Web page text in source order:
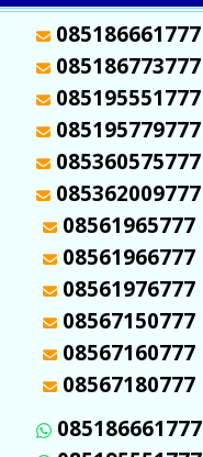
085186661777
085186773777
085195551777
085195779777
085360575777
085362009777
08561965777
08561966777
08561976777
08567150777
08567160777
08567180777
085186661777